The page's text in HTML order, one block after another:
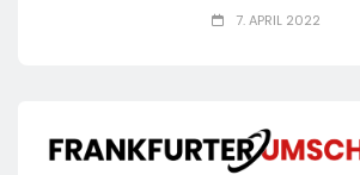
7. APRIL 2022